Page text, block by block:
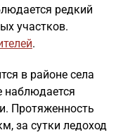
редкий
участков.
.
в районе села
наблюдается
Протяженность
за сутки ледоход